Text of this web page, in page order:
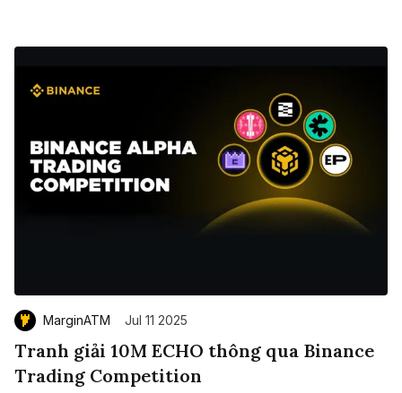
MarginATM Jul 11 2025
Tranh giải 10M ECHO thông qua Binance
Trading Competition